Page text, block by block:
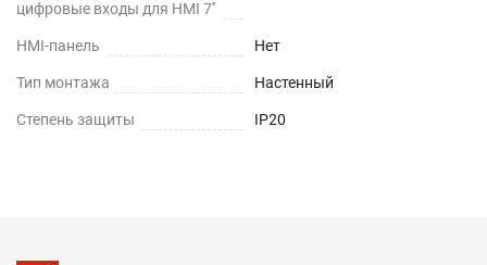
цифровые входы для HMI 7''
HMI-панель Нет
Тип монтажа Настенный
Степень защиты IP20